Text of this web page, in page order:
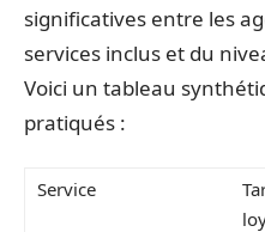
significatives entre les
services inclus et du
Voici un tableau
pratiqués :
Service